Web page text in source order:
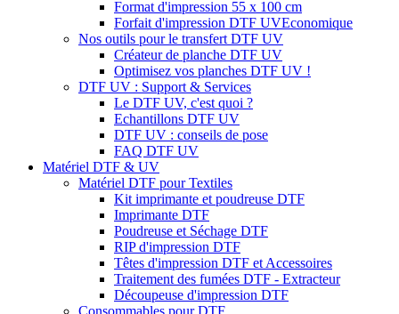
Format d'impression 55 x 100 cm
Forfait d'impression DTF UVEconomique
Nos outils pour le transfert DTF UV
Créateur de planche DTF UV
Optimisez vos planches DTF UV !
DTF UV : Support & Services
Le DTF UV, c'est quoi ?
Echantillons DTF UV
DTF UV : conseils de pose
FAQ DTF UV
Matériel DTF & UV
Matériel DTF pour Textiles
Kit imprimante et poudreuse DTF
Imprimante DTF
Poudreuse et Séchage DTF
RIP d'impression DTF
Têtes d'impression DTF et Accessoires
Traitement des fumées DTF - Extracteur
Découpeuse d'impression DTF